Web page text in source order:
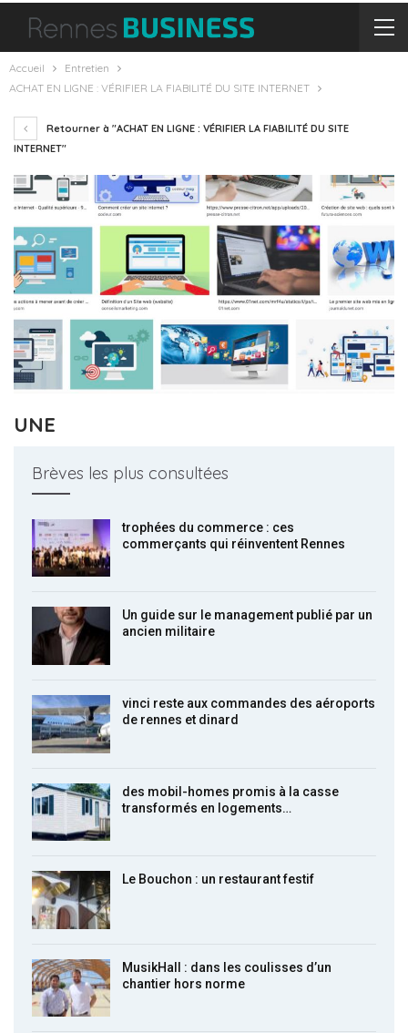
Accueil
Entretien
ACHAT EN LIGNE : VÉRIFIER LA FIABILITÉ DU SITE INTERNET
Retourner à "ACHAT EN LIGNE : VÉRIFIER LA FIABILITÉ DU SITE
INTERNET"
UNE
Brèves les plus consultées
trophées du commerce : ces
commerçants qui réinventent Rennes
Un guide sur le management publié par un
ancien militaire
vinci reste aux commandes des aéroports
de rennes et dinard
des mobil-homes promis à la casse
transformés en logements…
Le Bouchon : un restaurant festif
MusikHall : dans les coulisses d’un
chantier hors norme